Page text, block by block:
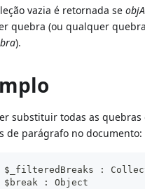
vazia é retornada se
quebra (ou qualquer
).
substituir todas as
de parágrafo no documento:
$_filteredBreaks :
$break : Object